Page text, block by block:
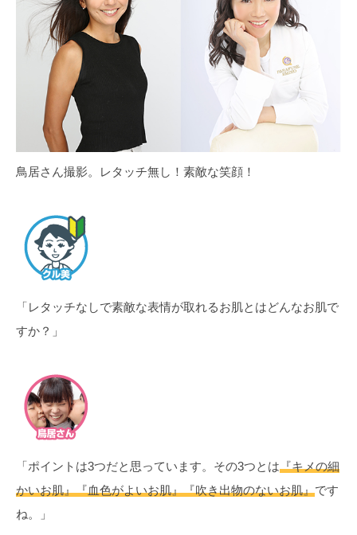
鳥居さん撮影。レタッチ無し！素敵な笑顔！
「レタッチなしで素敵な表情が取れるお肌とはどんなお肌で
すか？」
「ポイントは3つだと思っています。その3つとは『キメの細
かいお肌』『血色がよいお肌』『吹き出物のないお肌』です
ね。」